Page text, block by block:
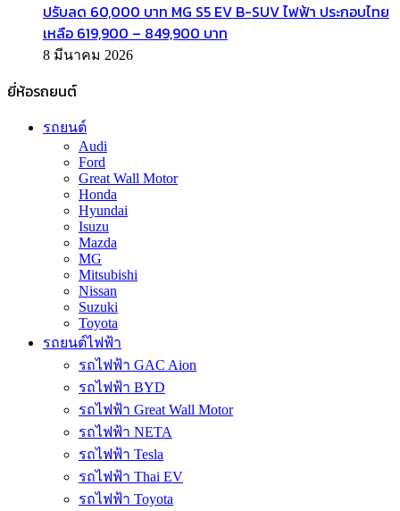
ปรับลด 60,000 บาท MG S5 EV B-SUV ไฟฟ้า ประกอบไทย
เหลือ 619,900 – 849,900 บาท
8 มีนาคม 2026
ยี่ห้อรถยนต์
รถยนต์
Audi
Ford
Great Wall Motor
Honda
Hyundai
Isuzu
Mazda
MG
Mitsubishi
Nissan
Suzuki
Toyota
รถยนต์ไฟฟ้า
รถไฟฟ้า GAC Aion
รถไฟฟ้า BYD
รถไฟฟ้า Great Wall Motor
รถไฟฟ้า NETA
รถไฟฟ้า Tesla
รถไฟฟ้า Thai EV
รถไฟฟ้า Toyota